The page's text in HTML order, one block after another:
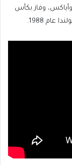
وأياكس، وفاز بكأس
عام 1988.